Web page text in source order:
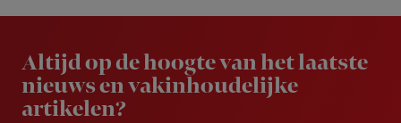
Altijd op de hoogte van het laatste
nieuws en vakinhoudelijke
artikelen?